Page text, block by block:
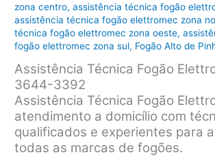
zona centro,assistência técnica fogão
assistência técnica fogão elettromec zona
técnica fogão elettromec zona oeste,
fogão elettromec zona sul, Fogão Alto de
Assistência Técnica Fogão
3644-3392
Assistência Técnica Fogão
atendimento a domicílio com
qualificados e experientes para
todas as marcas de fogões.